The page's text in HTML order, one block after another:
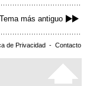
Tema más antiguo
de Privacidad - Contacto